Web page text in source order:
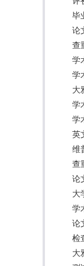
毕
论
查
学
学
大
学
学
英
维
查
论
大
学
论
检
大